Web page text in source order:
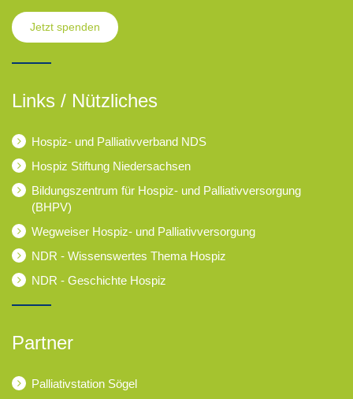
Jetzt spenden
Links / Nützliches
Hospiz- und Palliativverband NDS
Hospiz Stiftung Niedersachsen
Bildungszentrum für Hospiz- und Palliativversorgung
(BHPV)
Wegweiser Hospiz- und Palliativversorgung
NDR - Wissenswertes Thema Hospiz
NDR - Geschichte Hospiz
Partner
Palliativstation Sögel